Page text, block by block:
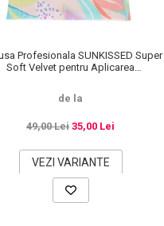
Profesionala SUNKISSED Super
Soft Velvet pentru Aplicarea
de la
49,00 Lei 35,00 Lei
VEZI VARIANTE